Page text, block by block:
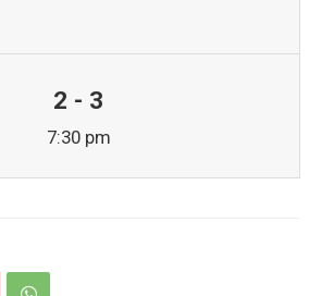
2 - 3
7:30 pm